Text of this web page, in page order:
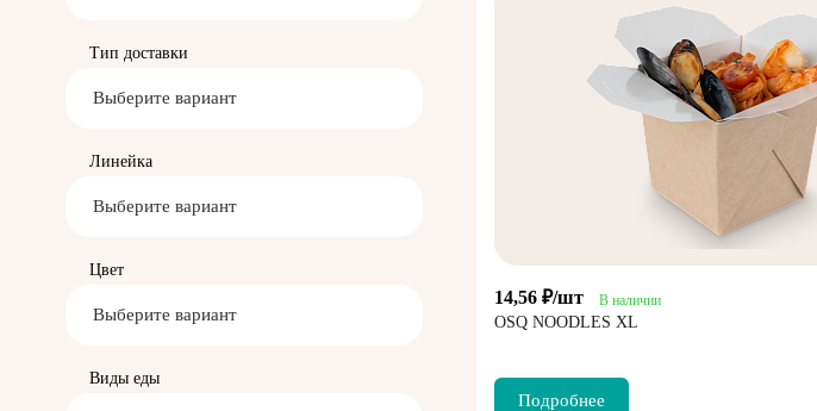
Тип доставки
Выберите вариант
Линейка
Выберите вариант
Цвет
Выберите вариант
Виды еды
14,56 ₽/шт В наличии
OSQ NOODLES XL
Подробнее